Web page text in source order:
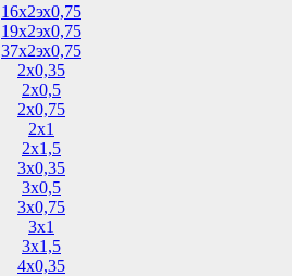
16х2эх0,75
19х2эх0,75
37х2эх0,75
2х0,35
2х0,5
2х0,75
2х1
2х1,5
3х0,35
3х0,5
3х0,75
3х1
3х1,5
4х0,35